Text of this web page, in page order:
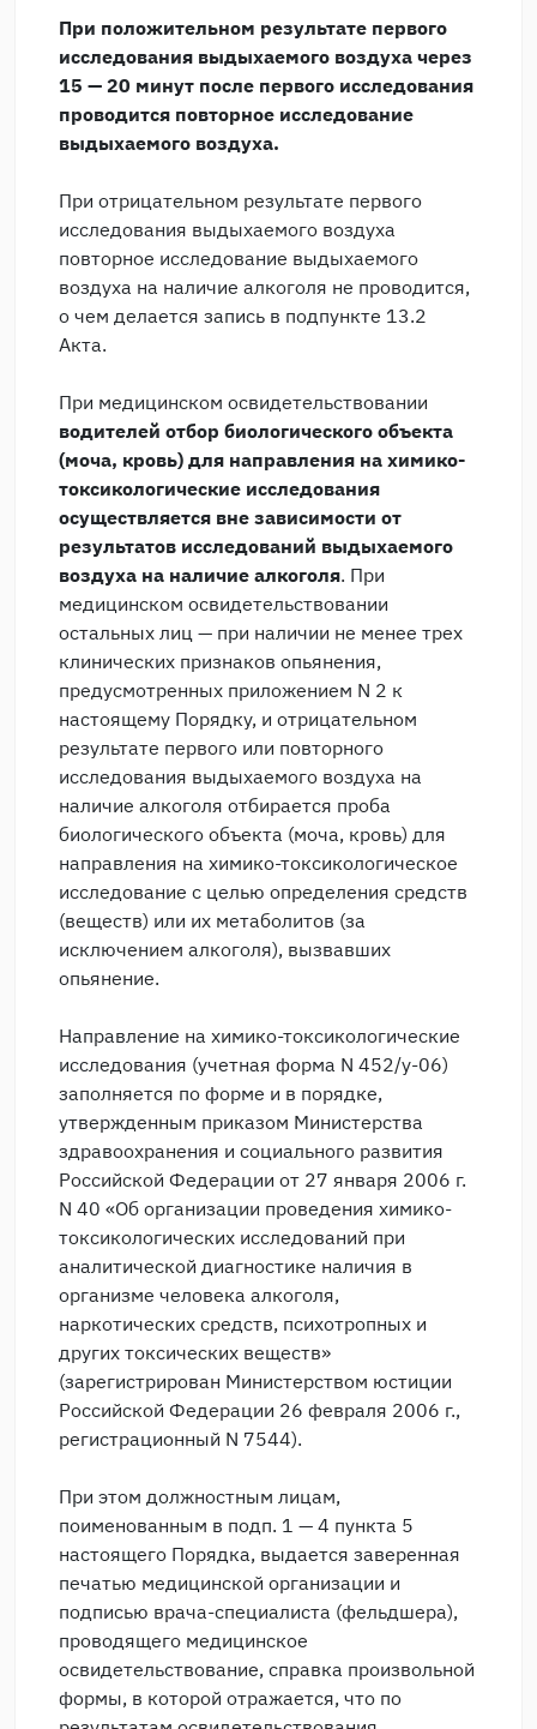
При положительном результате первого
исследования выдыхаемого воздуха через
15 — 20 минут после первого исследования
проводится повторное исследование
выдыхаемого воздуха.
При отрицательном результате первого
исследования выдыхаемого воздуха
повторное исследование выдыхаемого
воздуха на наличие алкоголя не проводится,
о чем делается запись в подпункте 13.2
Акта.
При медицинском освидетельствовании
водителей отбор биологического объекта
(моча, кровь) для направления на химико-
токсикологические исследования
осуществляется вне зависимости от
результатов исследований выдыхаемого
воздуха на наличие алкоголя. При
медицинском освидетельствовании
остальных лиц — при наличии не менее трех
клинических признаков опьянения,
предусмотренных приложением N 2 к
настоящему Порядку, и отрицательном
результате первого или повторного
исследования выдыхаемого воздуха на
наличие алкоголя отбирается проба
биологического объекта (моча, кровь) для
направления на химико-токсикологическое
исследование с целью определения средств
(веществ) или их метаболитов (за
исключением алкоголя), вызвавших
опьянение.
Направление на химико-токсикологические
исследования (учетная форма N 452/у-06)
заполняется по форме и в порядке,
утвержденным приказом Министерства
здравоохранения и социального развития
Российской Федерации от 27 января 2006 г.
N 40 «Об организации проведения химико-
токсикологических исследований при
аналитической диагностике наличия в
организме человека алкоголя,
наркотических средств, психотропных и
других токсических веществ»
(зарегистрирован Министерством юстиции
Российской Федерации 26 февраля 2006 г.,
регистрационный N 7544).
При этом должностным лицам,
поименованным в подп. 1 — 4 пункта 5
настоящего Порядка, выдается заверенная
печатью медицинской организации и
подписью врача-специалиста (фельдшера),
проводящего медицинское
освидетельствование, справка произвольной
формы, в которой отражается, что по